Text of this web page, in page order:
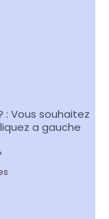
? : Vous souhaitez
a gauche